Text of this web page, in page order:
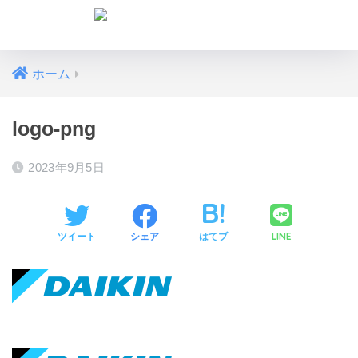
ホーム
logo-png
2023年9月5日
ツイート シェア はてブ LINE